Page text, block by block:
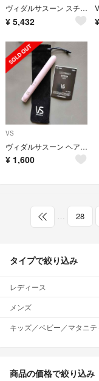
ヴィダルサスーン スチームストレートアイロン パドルブラシスクエア セット売り
¥ 5,432 ¥
VS
ヴィダルサスーン ヘアアイロン モバイルストレートアイロン USB給電式 美品
¥ 1,600
28
タイプで絞り込み
レディース
メンズ
キッズ／ベビー／マタニテ
商品の価格で絞り込み